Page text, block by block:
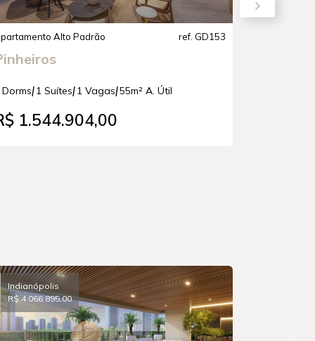
Alto Padrão ref. GD153
|1 Suítes|1 Vagas|55m² A. Útil
1.544.904,00
Indianópolis
R$ 4.066.895,00